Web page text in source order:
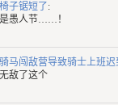
子锯短了 :
愚人节……！
马闯敌营导致骑士上班迟
敌了这个